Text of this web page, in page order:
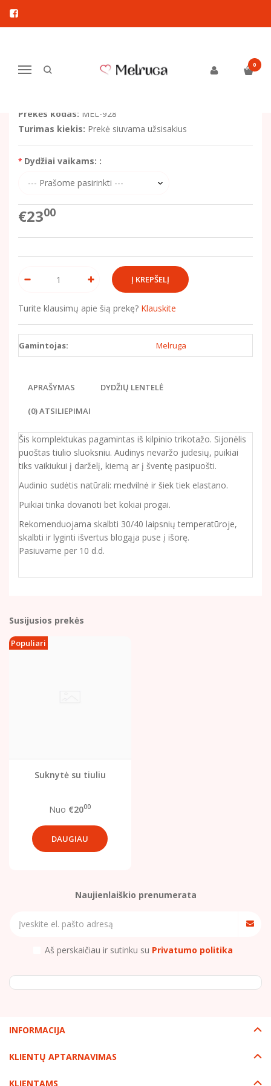
Navigacija
0
Pagrindinis
Komplektukas su sijonėliu, su tiuliu
KOMPLEKTUKAS SU SIJONĖLIU, SU
TIULIU
Prekės kodas: MEL-928
Turimas kiekis: Prekė siuvama užsisakius
Dydžiai vaikams: :
€2300
Turite klausimų apie šią prekę? Klauskite
Gamintojas: Melruga
APRAŠYMAS DYDŽIŲ LENTELĖ
(0) ATSILIEPIMAI
Šis komplektukas pagamintas iš kilpinio trikotažo. Sijonėlis
puoštas tiulio sluoksniu. Audinys nevaržo judesių, puikiai
tiks vaikiukui į darželį, kiemą ar į šventę pasipuošti.
Audinio sudėtis natūrali: medvilnė ir šiek tiek elastano.
Puikiai tinka dovanoti bet kokiai progai.
Rekomenduojama skalbti 30/40 laipsnių temperatūroje,
skalbti ir lyginti išvertus blogąja puse į išorę.
Pasiuvame per 10 d.d.
Susijusios prekės
Populiari
Suknytė su tiuliu
Nuo €2000
DAUGIAU
Naujienlaiškio prenumerata
Aš perskaičiau ir sutinku su Privatumo politika
INFORMACIJA
KLIENTŲ APTARNAVIMAS
KLIENTAMS